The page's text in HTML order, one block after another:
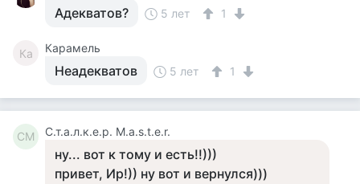
Адекватов? 5 лет 1
Ка Карамель
Неадекватов 5 лет 1
СM С.т.а.л.к.е.р. M.a.s.t.e.r.
ну... вот к тому и есть!!)))
привет, Ир!)) ну вот и вернулся)))